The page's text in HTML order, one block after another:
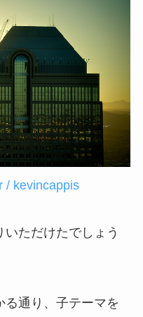
/ kevincappis
ただけたでしょう
通り、子テーマを